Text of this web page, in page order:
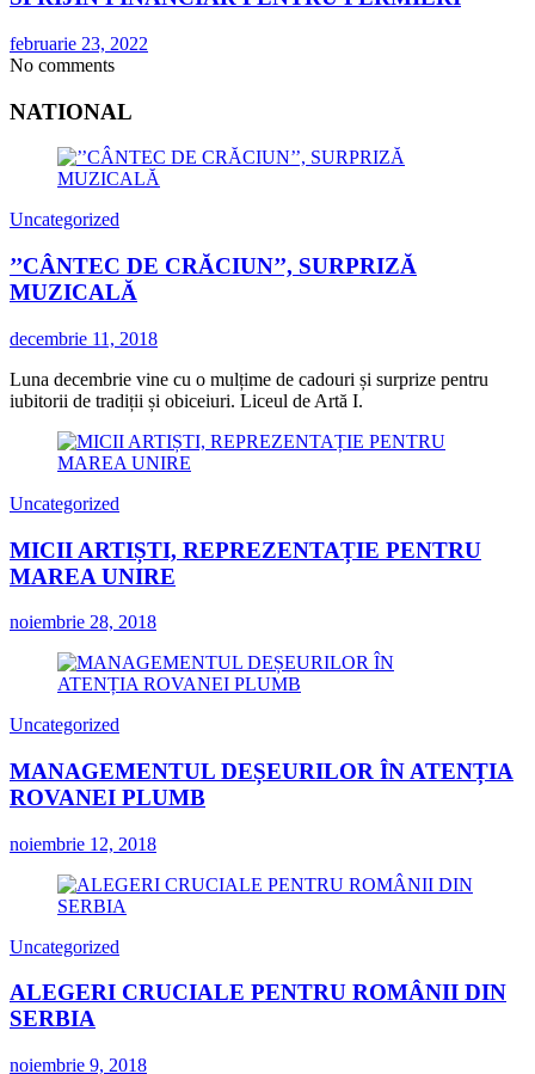
februarie 23, 2022
No comments
NATIONAL
Uncategorized
’’CÂNTEC DE CRĂCIUN’’, SURPRIZĂ
MUZICALĂ
decembrie 11, 2018
Luna decembrie vine cu o mulțime de cadouri și surprize pentru
iubitorii de tradiții și obiceiuri. Liceul de Artă I.
Uncategorized
MICII ARTIȘTI, REPREZENTAȚIE PENTRU
MAREA UNIRE
noiembrie 28, 2018
Uncategorized
MANAGEMENTUL DEȘEURILOR ÎN ATENȚIA
ROVANEI PLUMB
noiembrie 12, 2018
Uncategorized
ALEGERI CRUCIALE PENTRU ROMÂNII DIN
SERBIA
noiembrie 9, 2018